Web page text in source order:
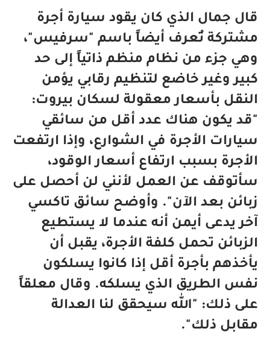
قال جمال الذي كان يقود سيارة أجرة
مشتركة تُعرف أيضاً باسم "سرفيس"،
وهي جزء من نظام منظم ذاتياً إلى حد
كبير وغير خاضع لتنظيم رقابي يؤمن
النقل بأسعار معقولة لسكان بيروت:
"قد يكون هناك عدد أقل من سائقي
سيارات الأجرة في الشوارع، وإذا ارتفعت
الأجرة بسبب ارتفاع أسعار الوقود،
سأتوقف عن العمل لأنني لن أحصل على
زبائن بعد الآن". وأوضح سائق تاكسي
آخر يدعى أيمن أنه عندما لا يستطيع
الزبائن تحمل كلفة الأجرة، يقبل أن
يأخذهم بأجرة أقل إذا كانوا يسلكون
نفس الطريق الذي يسلكه. وقال معلقاً
على ذلك: "الله سيحقق لنا العدالة
مقابل ذلك".